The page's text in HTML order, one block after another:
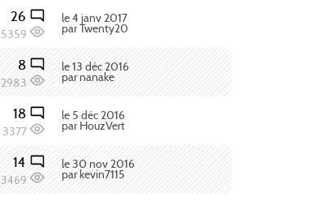
26
5359
le 4 janv 2017
par Twenty20
8
2983
le 13 déc 2016
par nanake
18
3377
le 5 déc 2016
par HouzVert
14
3469
le 30 nov 2016
par kevin7115